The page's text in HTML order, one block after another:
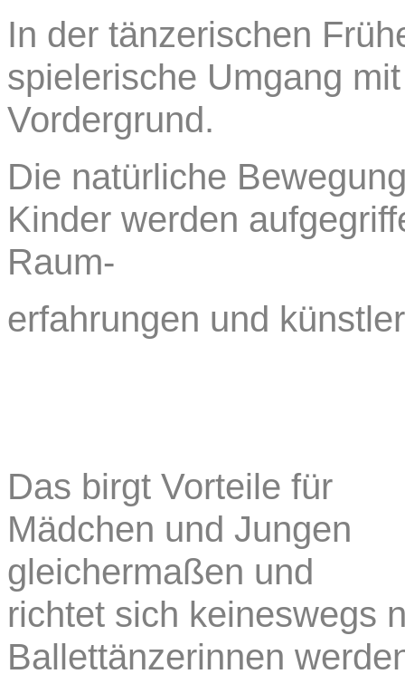
In der tänzerischen
spielerische Umgang
Vordergrund.
Die natürliche
Kinder werden
Raum-
erfahrungen und
Das birgt Vorteile für
Mädchen und Jungen
gleichermaßen und
richtet sich keineswegs
Ballettänzerinnen